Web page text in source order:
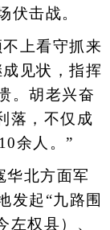
伏击战。
上看守抓来
见状，指挥
。胡老兴奋
落，不仅成
余人。”
北方面军
发起“九路围
左权县）、